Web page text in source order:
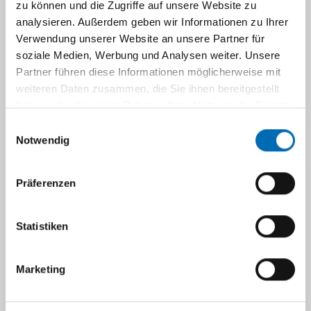
zu können und die Zugriffe auf unsere Website zu
analysieren. Außerdem geben wir Informationen zu Ihrer
Verwendung unserer Website an unsere Partner für
soziale Medien, Werbung und Analysen weiter. Unsere
Partner führen diese Informationen möglicherweise mit
weiteren Daten zusammen, die Sie ihnen bereitgestellt
haben oder die sie im Rahmen Ihrer Nutzung der Dienste
Notwendig
Präferenzen
Statistiken
Marketing
Mit dem Life Lolli ist es ganz einfach zu
spenden: Zuerst den Lolli genießen, bis nur
noch das pure Wattestäbchen übrig ist. Für
Wattestäbchen ca. 30 Sekunden mit leichtem
Druck über die Wangeninnenseite gestreift
werden. Aus diesem Stäbchen werden dann
Ihre Gewebemerkmale typisiert und Sie können
aufgenommen werden.
Alle weiteren Informationen finden Sie auf
derLife Lolli-Homepage